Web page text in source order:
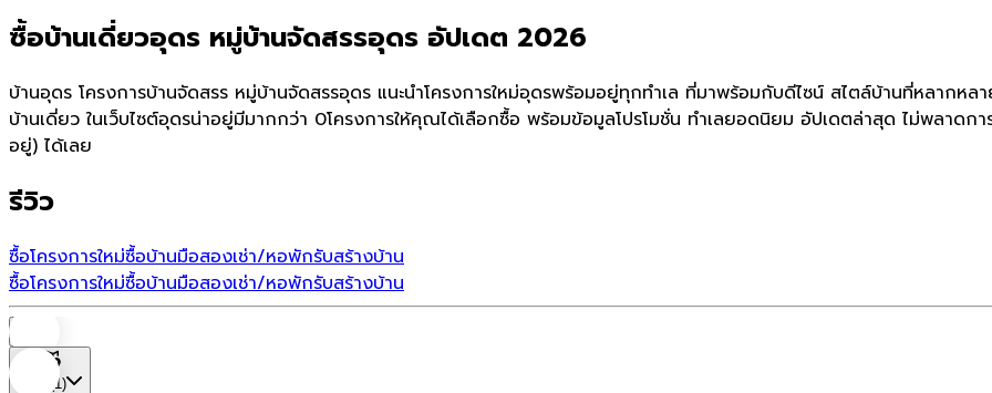
ซื้อบ้านเดี่ยวอุดร หมู่บ้านจัดสรรอุดร อัปเดต 2026
บ้านอุดร โครงการบ้านจัดสรร หมู่บ้านจัดสรรอุดร แนะนำโครงการใหม่อุดรพร้อมอยู่ทุกทำเล ที่มาพร้อมกับดีไซน์ สไตล์บ้านที่หลากห
บ้านเดี่ยว ในเว็บไซต์อุดรน่าอยู่มีมากกว่า 0โครงการให้คุณได้เลือกซื้อ พร้อมข้อมูลโปรโมชั่น ทำเลยอดนิยม อัปเดตล่าสุด ไม่พลาด
อยู่) ได้เลย
รีวิว
ซื้อโครงการใหม่ซื้อบ้านมือสองเช่า/หอพักรับสร้างบ้าน
ซื้อโครงการใหม่ซื้อบ้านมือสองเช่า/หอพักรับสร้างบ้าน
(1)